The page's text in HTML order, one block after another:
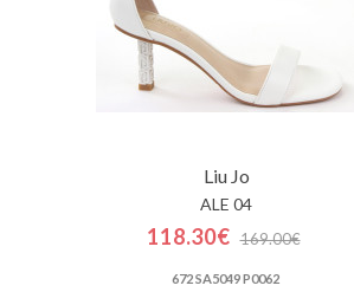
Liu Jo
ALE 04
118.30€ 169.00€
672 SA5049 P0062